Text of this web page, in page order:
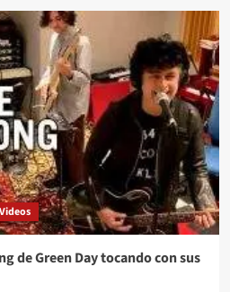
Videos
de Green Day tocando con sus